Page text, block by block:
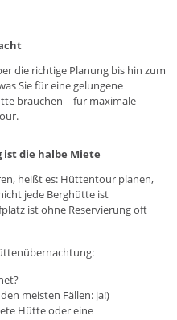
die richtige Planung bis hin zum
Sie für eine gelungene
brauchen – für maximale
die halbe Miete
heißt es: Hüttentour planen,
jede Berghütte ist
ist ohne Reservierung oft
meisten Fällen: ja!)
Hütte oder eine